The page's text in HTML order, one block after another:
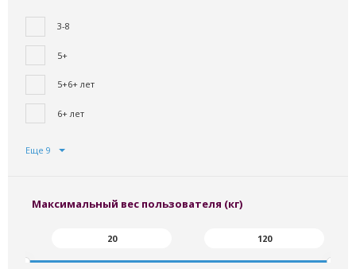
3-8
5+
5+6+ лет
6+ лет
Еще 9
Максимальный вес пользователя (кг)